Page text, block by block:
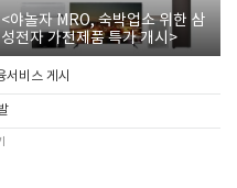
<야놀자 MRO, 숙박업소 위한 삼
성전자 가전제품 특가 개시>
서비스 게시